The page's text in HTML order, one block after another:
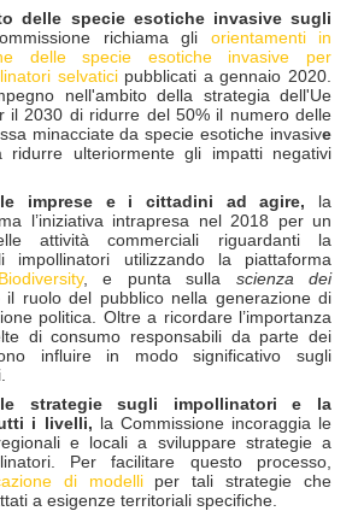
delle specie esotiche invasive sugli
richiama gli orientamenti in
delle specie esotiche invasive per
selvaticipubblicati a gennaio 2020.
nell'ambito della strategia dell'Ue
il 2030 di ridurre del 50% il numero delle
minacciate da specie esotiche invasive
ridurre ulteriormente gli impatti negativi
le imprese e i cittadini ad agire, la
l’iniziativa intrapresa nel 2018 per un
attività commerciali riguardanti la
impollinatori utilizzando la piattaforma
, e punta sulla scienza dei
il ruolo del pubblico nella generazione di
politica.
Oltre a ricordare l’importanza
di consumo responsabili da parte dei
influire in modo significativo sugli
strategie sugli impollinatori e la
i livelli, la Commissione incoraggia le
e locali a sviluppare strategie a
Per facilitare questo processo,
di modelliper tali strategie che
a esigenze territoriali specifiche.